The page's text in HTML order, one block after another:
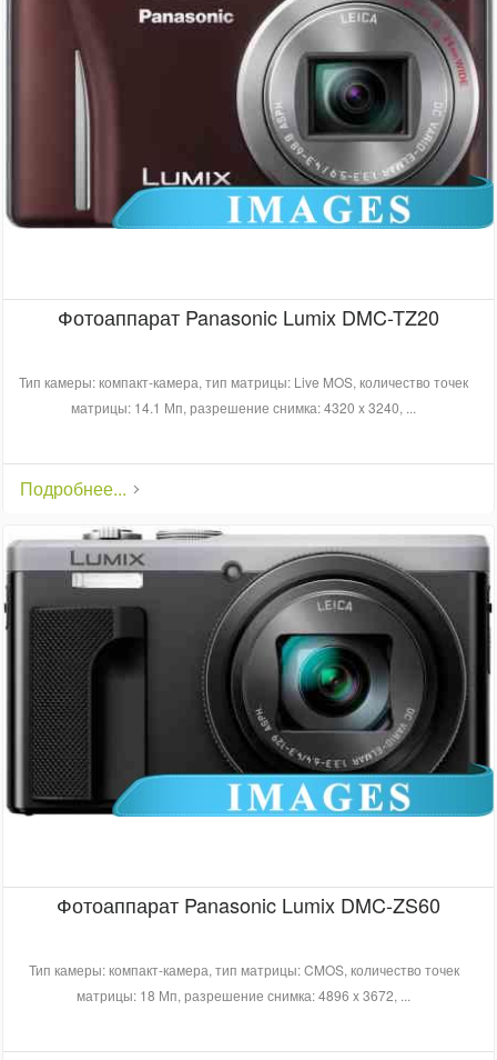
Фотоаппарат Panasonic Lumix DMC-TZ20
Тип камеры: компакт-камера, тип матрицы: Live MOS, количество точек
матрицы: 14.1 Мп, разрешение снимка: 4320 x 3240, ...
Подробнее...
Фотоаппарат Panasonic Lumix DMC-ZS60
Тип камеры: компакт-камера, тип матрицы: CMOS, количество точек
матрицы: 18 Мп, разрешение снимка: 4896 x 3672, ...